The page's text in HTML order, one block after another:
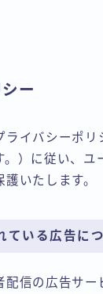
ー
ライバシーポリ
。）に従い、ユ
いたします。
ている広告に
配信の広告サ